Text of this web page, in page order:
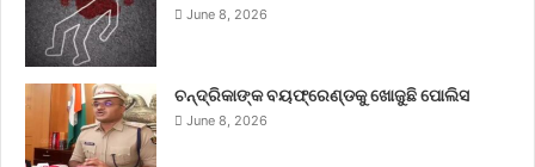
June 8, 2026
ଚନ୍ଦ୍ରିକାଙ୍କ ବୟଫ୍ରେଣ୍ଡକୁ ଖୋଜୁଛି ପୋଲିସ
June 8, 2026